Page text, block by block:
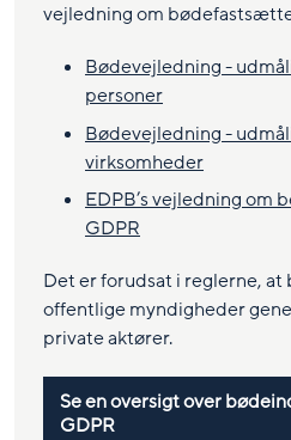
vejledning om
Bødevejledning -
personer
Bødevejledning -
virksomheder
EDPB’s vejledning om
GDPR
Det er forudsat i reglerne,
offentlige myndigheder
private aktører.
Se en oversigt over
GDPR